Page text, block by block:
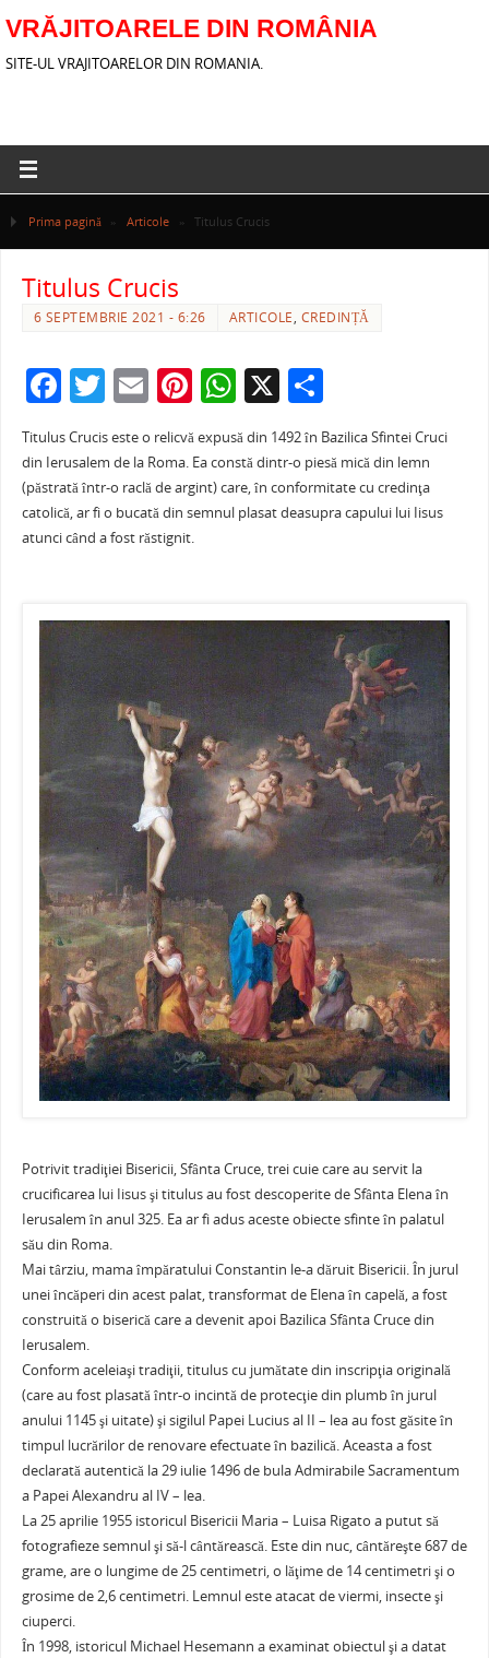
VRĂJITOARELE DIN ROMÂNIA
SITE-UL VRAJITOARELOR DIN ROMANIA.
Prima pagină » Articole » Titulus Crucis
Titulus Crucis
6 SEPTEMBRIE 2021 - 6:26 ARTICOLE, CREDINȚĂ
F
a
c
e
b
k
T
itt
er
E
m
ai
l
Pi
nt
er
e
st
W
h
at
s
A
X P
ar
ta
je
a
Titulus Crucis este o relicvă expusă din 1492 în Bazilica Sfintei Cruci
din Ierusalem de la Roma. Ea constă dintr-o piesă mică din lemn
(păstrată într-o raclă de argint) care, în conformitate cu credinţa
catolică, ar fi o bucată din semnul plasat deasupra capului lui Iisus
atunci când a fost răstignit.
Potrivit tradiţiei Bisericii, Sfânta Cruce, trei cuie care au servit la
crucificarea lui Iisus şi titulus au fost descoperite de Sfânta Elena în
Ierusalem în anul 325. Ea ar fi adus aceste obiecte sfinte în palatul
său din Roma.
Mai târziu, mama împăratului Constantin le-a dăruit Bisericii. În jurul
unei încăperi din acest palat, transformat de Elena în capelă, a fost
construită o biserică care a devenit apoi Bazilica Sfânta Cruce din
Ierusalem.
Conform aceleiaşi tradiţii, titulus cu jumătate din inscripţia originală
(care au fost plasată într-o incintă de protecţie din plumb în jurul
anului 1145 şi uitate) şi sigilul Papei Lucius al II – lea au fost găsite în
timpul lucrărilor de renovare efectuate în bazilică. Aceasta a fost
declarată autentică la 29 iulie 1496 de bula Admirabile Sacramentum
a Papei Alexandru al IV – lea.
La 25 aprilie 1955 istoricul Bisericii Maria – Luisa Rigato a putut să
fotografieze semnul şi să-l cântărească. Este din nuc, cântăreşte 687 de
grame, are o lungime de 25 centimetri, o lăţime de 14 centimetri şi o
grosime de 2,6 centimetri. Lemnul este atacat de viermi, insecte şi
ciuperci.
În 1998, istoricul Michael Hesemann a examinat obiectul şi a datat